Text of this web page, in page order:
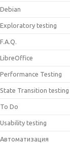
Debian
Exploratory testing
F.A.Q.
LibreOffice
Performance Testing
State Transition testing
To Do
Usability testing
Автоматизация